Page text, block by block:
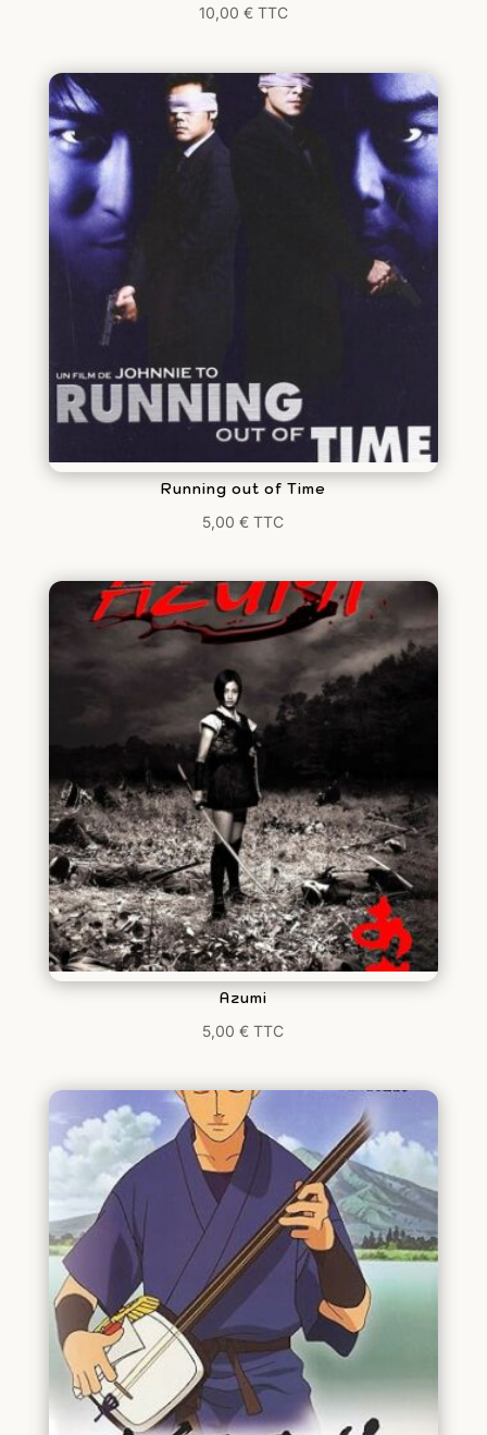
10,00 € TTC
Running out of Time
5,00€ TTC
Azumi
5,00€ TTC